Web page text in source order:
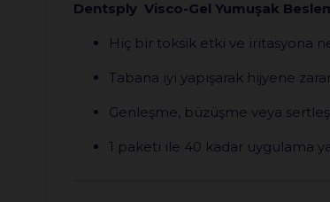
Dentsply Visco-Gel Yumuşak
Hiç bir toksik etki ve iritasyona
Tabana iyi yapışarak hijyene
Genleşme, büzüşme veya
1 paketi ile 40 kadar uygulama